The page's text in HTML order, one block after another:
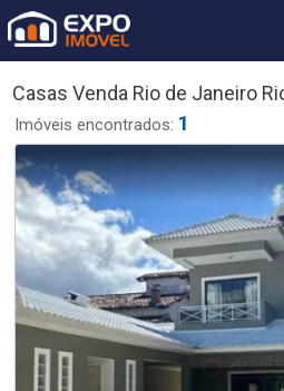
Casas Venda Rio de Janeiro
Imóveis encontrados: 1